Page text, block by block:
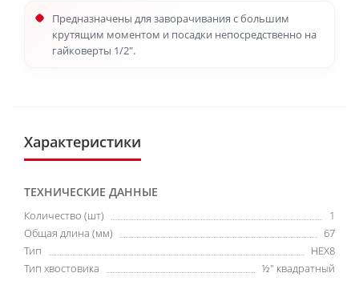
Предназначены для заворачивания с большим
крутящим моментом и посадки непосредственно на
гайковерты 1/2".
Характеристики
ТЕХНИЧЕСКИЕ ДАННЫЕ
Количество (шт)
1
Общая длина (мм)
67
Тип
HEX8
Тип хвостовика
½″ квадратный